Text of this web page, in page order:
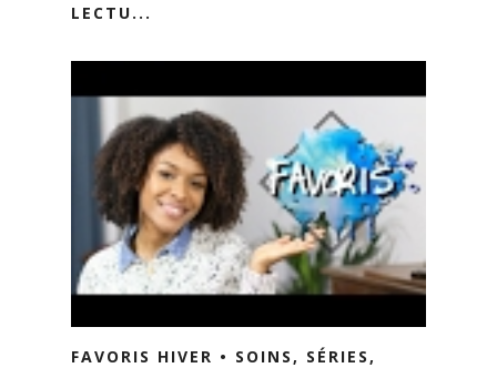
LECTU...
FAVORIS HIVER • SOINS, SÉRIES,